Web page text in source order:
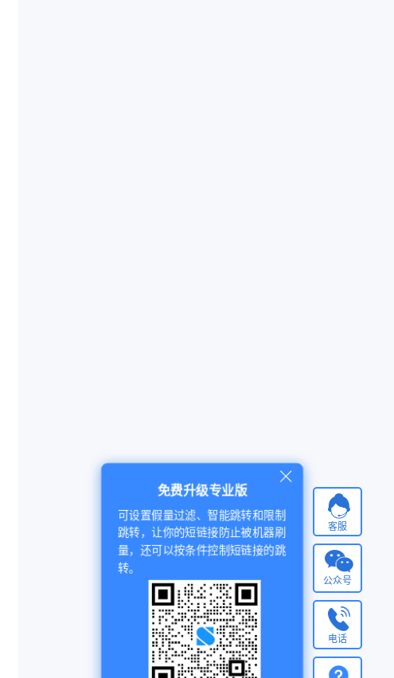
客服
免费升级专业版
可设置假量过滤、智能跳转和限制
跳转，让你的短链接防止被机器刷
量，还可以按条件控制短链接的跳
转。
公众号
电话